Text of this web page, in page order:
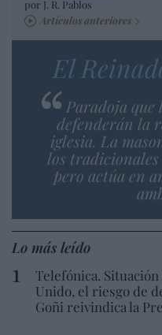
por J. R. Pablos
Artículos anteriores
El
Paradoja
defenderán la
iglesia. La
los
pero actúa en
Lo más leído
Telefónica.
Unido, el riesgo de
Goñi reivindica la